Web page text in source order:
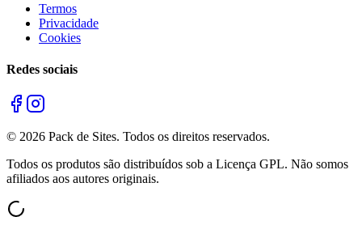
Termos
Privacidade
Cookies
Redes sociais
© 2026 Pack de Sites. Todos os direitos reservados.
Todos os produtos são distribuídos sob a Licença GPL. Não somos
afiliados aos autores originais.